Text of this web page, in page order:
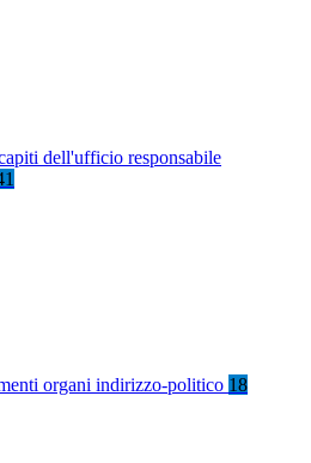
dell'ufficio responsabile
organi indirizzo-politico 18